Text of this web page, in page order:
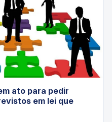
ato para pedir
em lei que